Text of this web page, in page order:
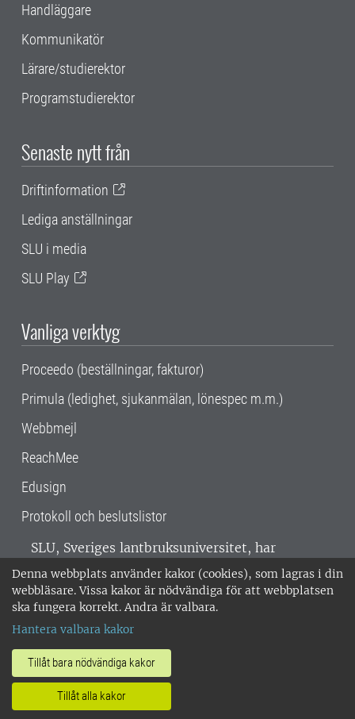
Denna webbplats använder kakor (cookies), som lagras i din
webbläsare. Vissa kakor är nödvändiga för att webbplatsen
ska fungera korrekt. Andra är valbara.
Hantera valbara kakor
Tillåt bara nödvändiga kakor
Tillåt alla kakor
Handläggare
Kommunikatör
Lärare/studierektor
Programstudierektor
Senaste nytt från
Driftinformation
Lediga anställningar
SLU i media
SLU Play
Vanliga verktyg
Proceedo (beställningar, fakturor)
Primula (ledighet, sjukanmälan, lönespec m.m.)
Webbmejl
ReachMee
Edusign
Protokoll och beslutslistor
SLU, Sveriges lantbruksuniversitet, har
verksamhet över hela Sverige. Huvudorter är
Alnarp, Uppsala och Umeå.SLU är
miljöcertifierat enligt ISO 14001. •
018-67 10 00 • Org nr: 202100-2817 •
Om SLU:s webbplatser
•Hantera kakor•Behandling av
personuppgifter